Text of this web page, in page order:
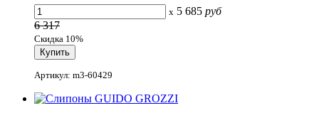
x 5 685 руб
6 317
Скидка 10%
Артикул: m3-60429